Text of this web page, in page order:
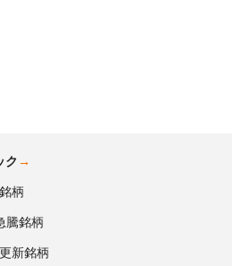
ク →
柄
騰銘柄
新銘柄